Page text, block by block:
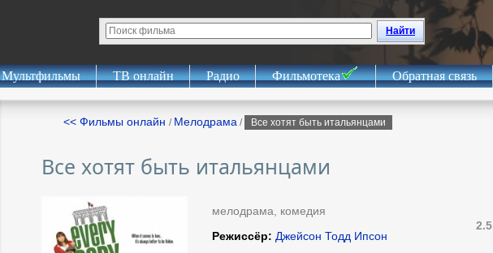
Найти
Мультфильмы ТВ онлайн Радио Фильмотека Обратная связь
<< Фильмы онлайн / Мелодрама / Все хотят быть итальянцами
Все хотят быть итальянцами
мелодрама, комедия
2.5
Режиссёр: Джейсон Тодд Ипсон